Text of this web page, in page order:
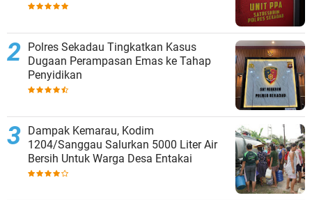
Polres Sekadau Tingkatkan Kasus
Dugaan Perampasan Emas ke Tahap
Penyidikan
Dampak Kemarau, Kodim
1204/Sanggau Salurkan 5000 Liter Air
Bersih Untuk Warga Desa Entakai